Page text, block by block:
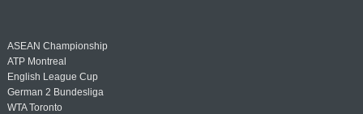
ASEAN Championship
ATP Montreal
English League Cup
German 2 Bundesliga
WTA Toronto